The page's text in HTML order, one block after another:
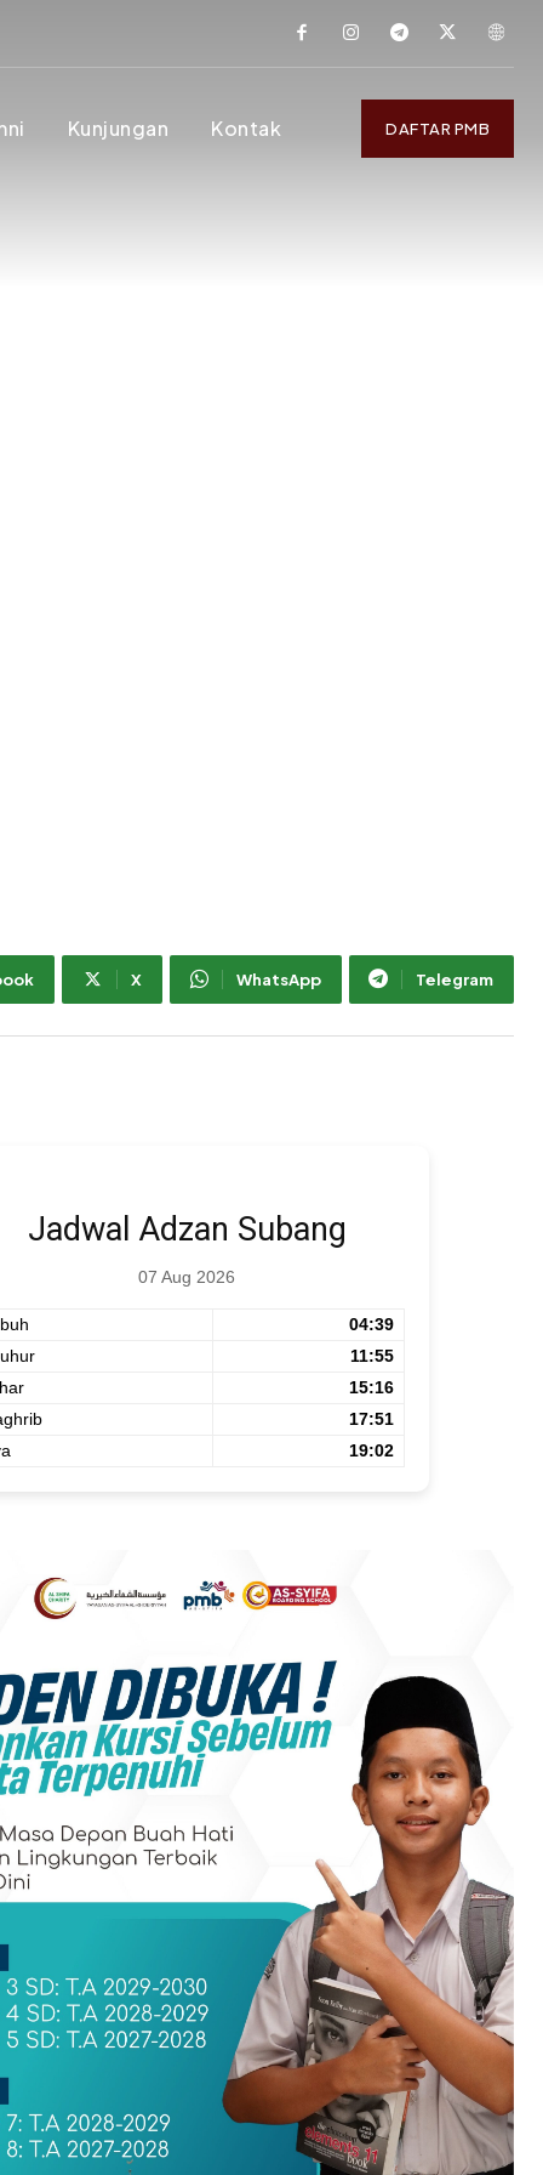
Kunjungan Kontak DAFTAR PMB
X WhatsApp Telegram
Jadwal Adzan Subang
07 Aug 2026
04:39
11:55
15:16
17:51
19:02